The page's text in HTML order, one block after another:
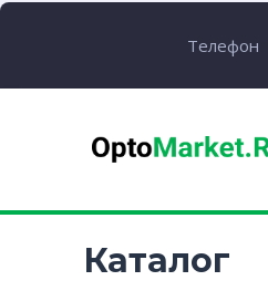
Телефон
Каталог